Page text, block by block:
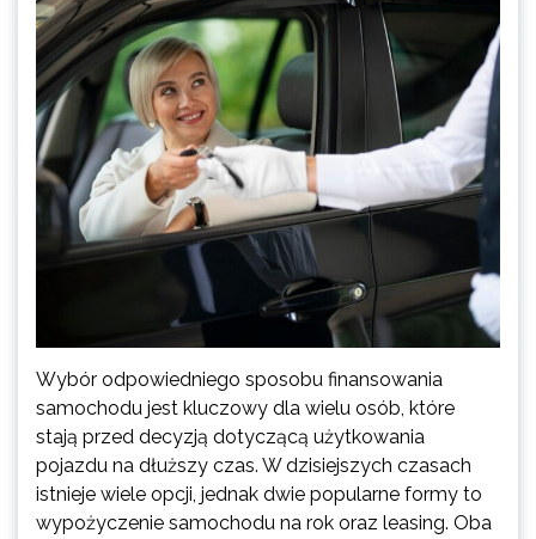
Wybór odpowiedniego sposobu finansowania
samochodu jest kluczowy dla wielu osób, które
stają przed decyzją dotyczącą użytkowania
pojazdu na dłuższy czas. W dzisiejszych czasach
istnieje wiele opcji, jednak dwie popularne formy to
wypożyczenie samochodu na rok oraz leasing. Oba